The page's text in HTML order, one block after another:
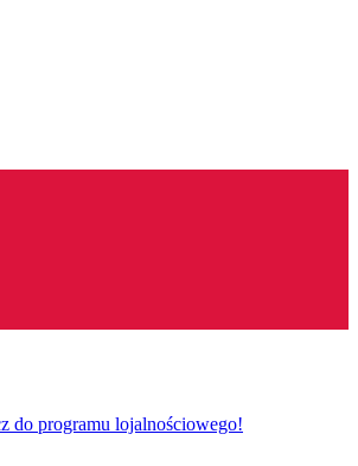
do programu lojalnościowego!